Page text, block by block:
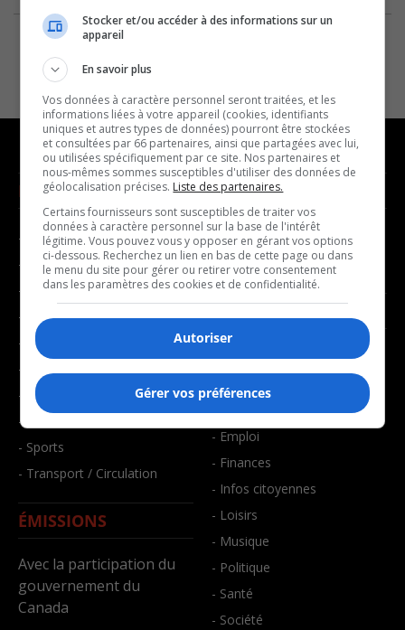
NOUVELLES
- Affaires municipales
- Communauté / Social
- Culture
- Économie
- Éducation
- Environnement
- Faits divers
- Santé et bien-être
- Sports
- Transport / Circulation
ÉMISSIONS
Avec la participation du
gouvernement du
Canada
MUSIQUE
- Décompte franco
- Joué récemment
BALADOS
- Affaires
- Art de vivre
- Bien-être
- Emploi
- Finances
- Infos citoyennes
- Loisirs
- Musique
- Politique
- Santé
- Société
Stocker et/ou accéder à des informations sur un
appareil
En savoir plus
Vos données à caractère personnel seront traitées, et les
informations liées à votre appareil (cookies, identifiants
uniques et autres types de données) pourront être stockées
et consultées par 66 partenaires, ainsi que partagées avec lui,
ou utilisées spécifiquement par ce site. Nos partenaires et
nous-mêmes sommes susceptibles d'utiliser des données de
géolocalisation précises. Liste des partenaires.
Certains fournisseurs sont susceptibles de traiter vos
données à caractère personnel sur la base de l'intérêt
légitime. Vous pouvez vous y opposer en gérant vos options
ci-dessous. Recherchez un lien en bas de cette page ou dans
le menu du site pour gérer ou retirer votre consentement
dans les paramètres des cookies et de confidentialité.
Autoriser
Gérer vos préférences